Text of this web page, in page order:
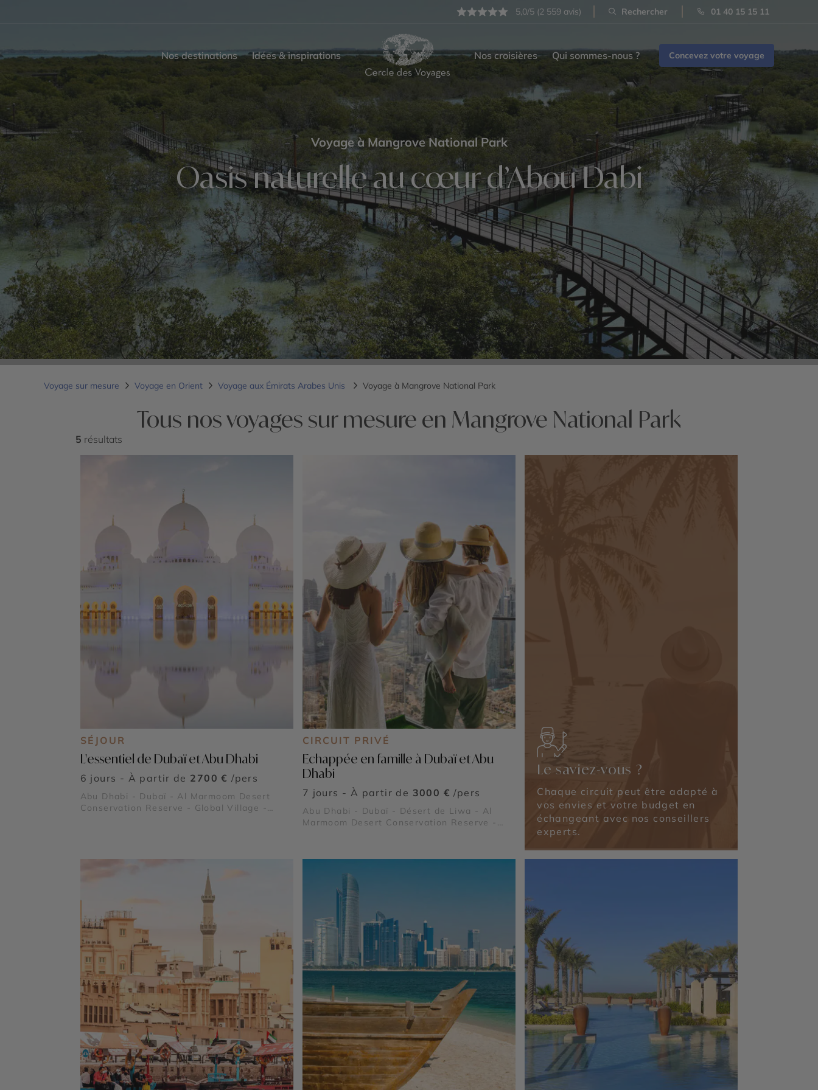
5,0/5 (2 559 avis) Rechercher 01 40 15 15 11
Nos destinations Idées & inspirations Nos croisières Qui sommes-nous ? Concevez votre voyage
Voyage à Mangrove National Park
Oasis naturelle au cœur d’Abou Dabi
Voyage sur mesure Voyage en Orient Voyage aux Émirats Arabes Unis Voyage à Mangrove National Park
Tous nos voyages sur mesure en Mangrove National Park
5 résultats
SÉJOUR
L'essentiel de Dubaï et Abu Dhabi
6 jours - À partir de 2700 € /pers
Abu Dhabi - Dubaï - Al Marmoom Desert
Conservation Reserve - Global Village -
Wadi Ghalilah - Al Zorah Nature Reserve -
Mleiha Archaeological Centre - Sir Bani Yas
Island - Qasr Al Watan - Qasr Al Hosn -
Mosquée Sheikh Zayed - Masdar City -
Mangrove National Park - Forts de Al Aïn -
Emirates Palace Mandarin Oriental - Al Ain
Oasis - Saadiyat Island
CIRCUIT PRIVÉ
Echappée en famille à Dubaï et Abu
Dhabi
7 jours - À partir de 3000 € /pers
Abu Dhabi - Dubaï - Désert de Liwa - Al
Marmoom Desert Conservation Reserve -
Jumeirah - Dubai Creek & Abra ride - Al
Garden - The Frame - Palm Jumeirah - Dubaï
Mall & Fontaine de Dubaï - Wadi Ghalilah -
Archaeological Centre - Jebel Jais - Sir Bani
Yas Island - Qasr Al Watan - Qasr Al Hosn -
Mosquée Sheikh Zayed - Masdar City -
Mangrove National Park - Forts de Al Aïn -
Emirates Palace Mandarin Oriental - Al Ain
Oasis - Saadiyat Island
Le saviez-vous ?
Chaque circuit peut être adapté à
vos envies et votre budget en
échangeant avec nos conseillers
experts.